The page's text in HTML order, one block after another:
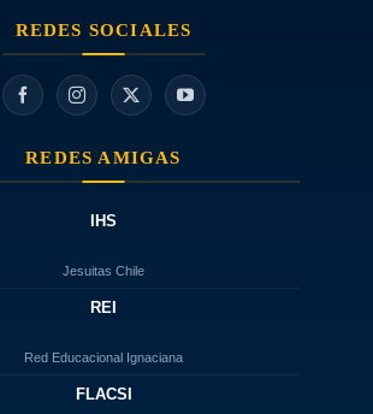
REDES SOCIALES
REDES AMIGAS
IHS
Jesuitas Chile
REI
Red Educacional Ignaciana
FLACSI